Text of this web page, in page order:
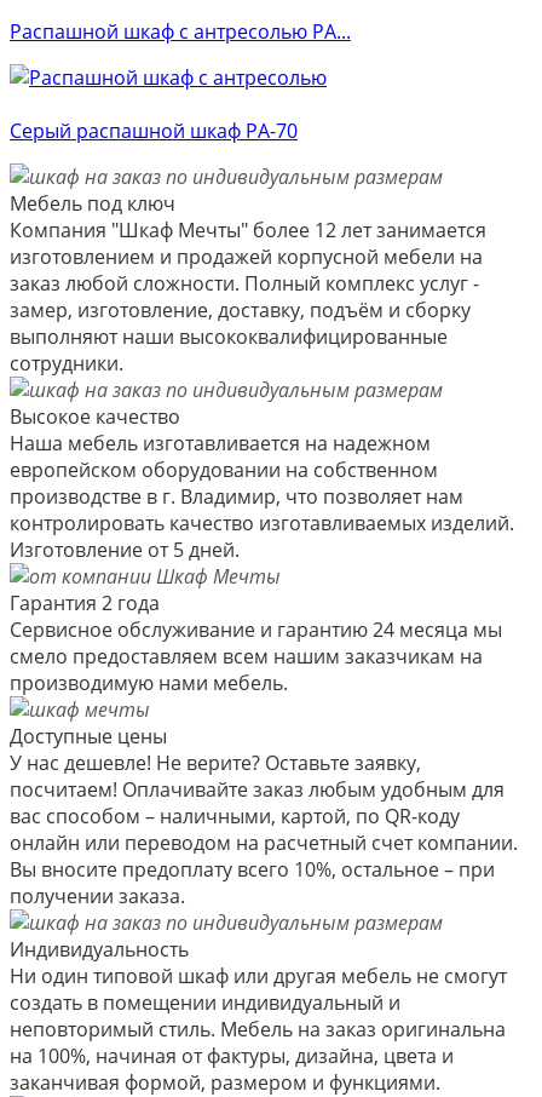
Распашной шкаф с антресолью РА...
Серый распашной шкаф РА-70
Мебель под ключ
Компания "Шкаф Мечты" более 12 лет занимается
изготовлением и продажей корпусной мебели на
заказ любой сложности. Полный комплекс услуг -
замер, изготовление, доставку, подъём и сборку
выполняют наши высококвалифицированные
сотрудники.
Высокое качество
Наша мебель изготавливается на надежном
европейском оборудовании на собственном
производстве в г. Владимир, что позволяет нам
контролировать качество изготавливаемых изделий.
Изготовление от 5 дней.
Гарантия 2 года
Сервисное обслуживание и гарантию 24 месяца мы
смело предоставляем всем нашим заказчикам на
производимую нами мебель.
Доступные цены
У нас дешевле! Не верите? Оставьте заявку,
посчитаем! Оплачивайте заказ любым удобным для
вас способом – наличными, картой, по QR-коду
онлайн или переводом на расчетный счет компании.
Вы вносите предоплату всего 10%, остальное – при
получении заказа.
Индивидуальность
Ни один типовой шкаф или другая мебель не смогут
создать в помещении индивидуальный и
неповторимый стиль. Мебель на заказ оригинальна
на 100%, начиная от фактуры, дизайна, цвета и
заканчивая формой, размером и функциями.